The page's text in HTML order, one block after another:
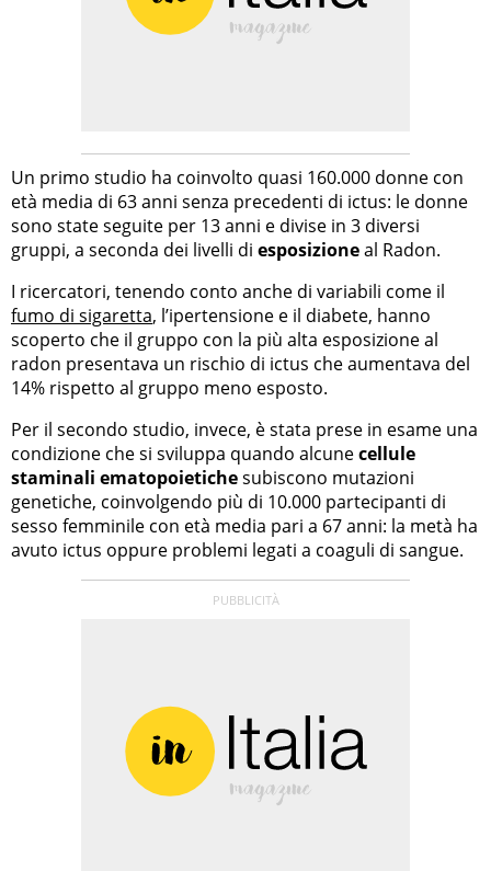
Un primo studio ha coinvolto quasi 160.000 donne con
età media di 63 anni senza precedenti di ictus: le donne
sono state seguite per 13 anni e divise in 3 diversi
gruppi, a seconda dei livelli di esposizioneal Radon.
I ricercatori, tenendo conto anche di variabili come il
fumo di sigaretta, l’ipertensione e il diabete, hanno
scoperto che il gruppo con la più alta esposizione al
radon presentava un rischio di ictus che aumentava del
14% rispetto al gruppo meno esposto.
Per il secondo studio, invece, è stata prese in esame una
condizione che si sviluppa quando alcunecellule
staminali ematopoietichesubiscono mutazioni
genetiche, coinvolgendo più di 10.000 partecipanti di
sesso femminile con età media pari a 67 anni: la metà ha
avuto ictus oppure problemi legati a coaguli di sangue.